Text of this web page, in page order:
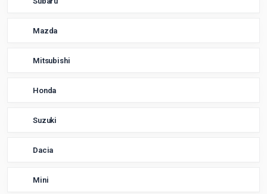
Mazda
Mitsubishi
Honda
Suzuki
Dacia
Mini